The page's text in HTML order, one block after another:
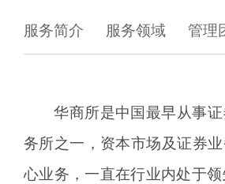
服务简介 服务领域 管理
华商所是中国最早从事
务所之一，资本市场及证券
心业务，一直在行业内处于